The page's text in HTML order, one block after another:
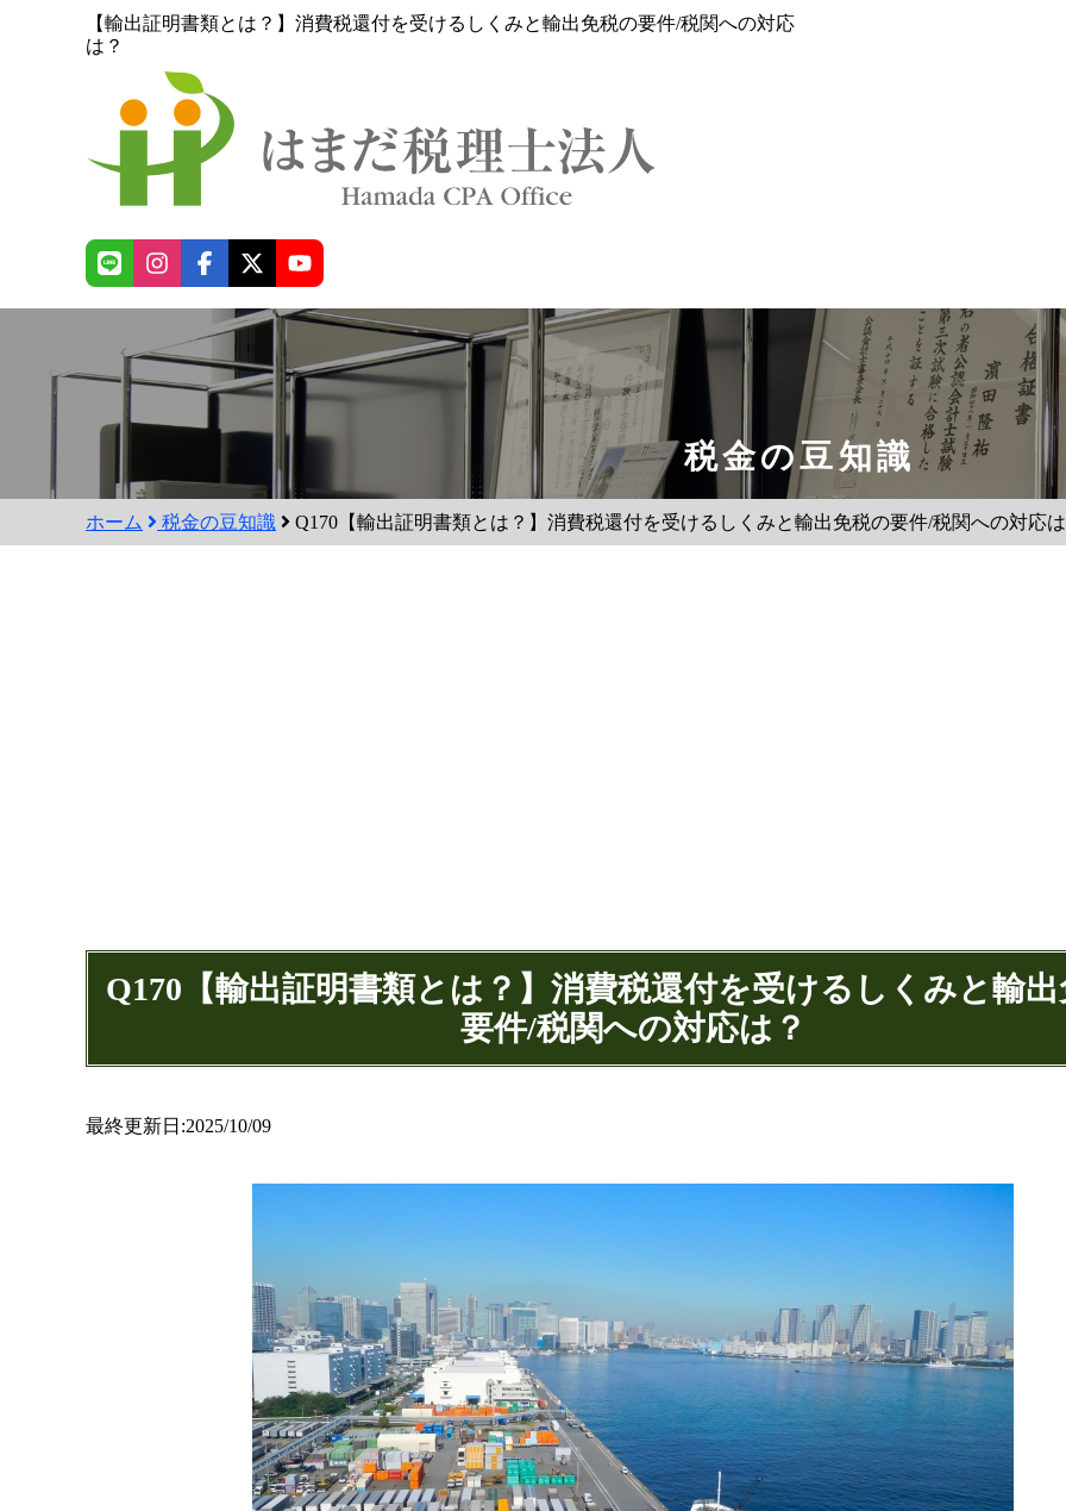
【輸出証明書類とは？】消費税還付を受けるしくみと輸出免税の要件/税関への対応
は？
税金の豆知識
ホーム 税金の豆知識 Q170【輸出証明書類とは？】消費税還付を受けるしくみと輸出免税の要件/税関への対応
Q170【輸出証明書類とは？】消費税還付を受けるしくみと輸
要件/税関への対応は？
最終更新日:2025/10/09